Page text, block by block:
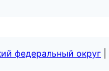
федеральный округ